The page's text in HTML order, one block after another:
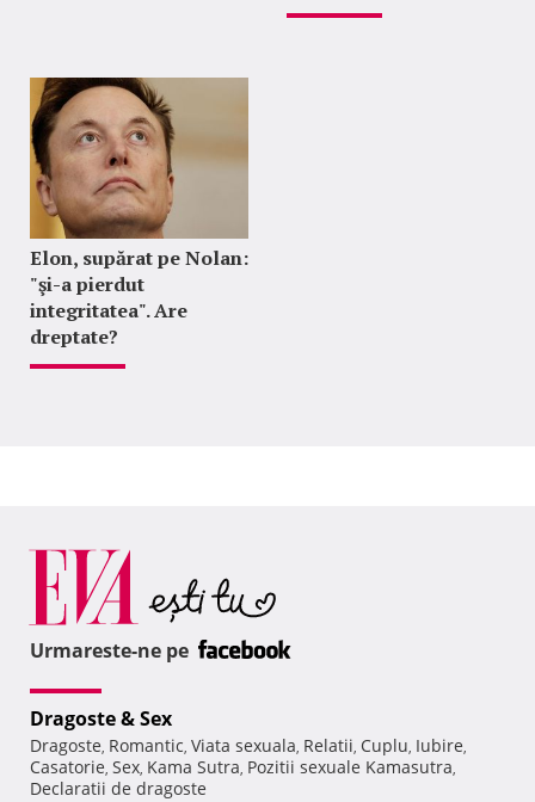
Elon, supărat pe Nolan:
"şi-a pierdut
integritatea". Are
dreptate?
Urmareste-ne pe
Dragoste & Sex
Dragoste, Romantic, Viata sexuala, Relatii, Cuplu, Iubire,
Casatorie, Sex, Kama Sutra, Pozitii sexuale Kamasutra,
Declaratii de dragoste